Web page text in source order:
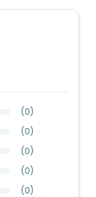
(0)
(0)
(0)
(0)
(0)